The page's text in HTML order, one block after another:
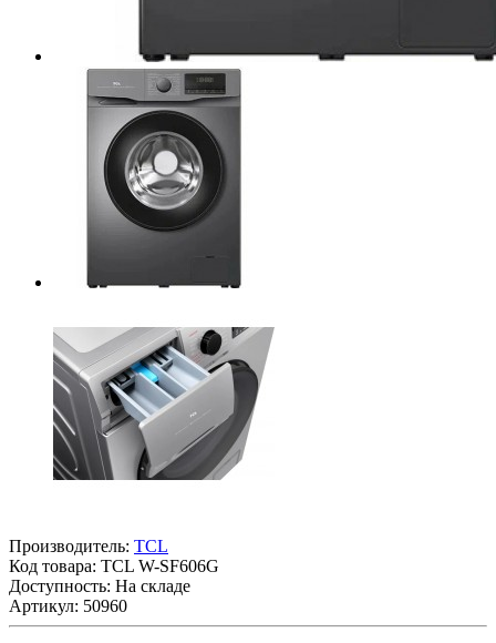
Производитель: TCL
Код товара: TCL W-SF606G
Доступность: На складе
Артикул: 50960